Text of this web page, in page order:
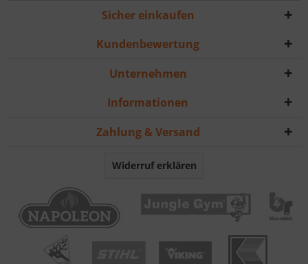
Sicher einkaufen
Kundenbewertung
Unternehmen
Informationen
Zahlung & Versand
Widerruf erklären